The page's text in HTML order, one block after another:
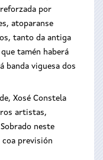
por
atoparanse
tanto da antiga
tamén haberá
banda viguesa dos
Xosé Constela
artistas,
neste
coa previsión